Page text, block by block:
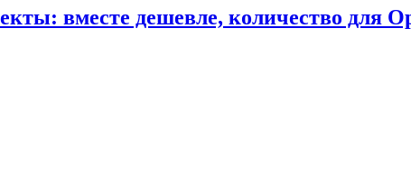
вместе дешевле, количество для